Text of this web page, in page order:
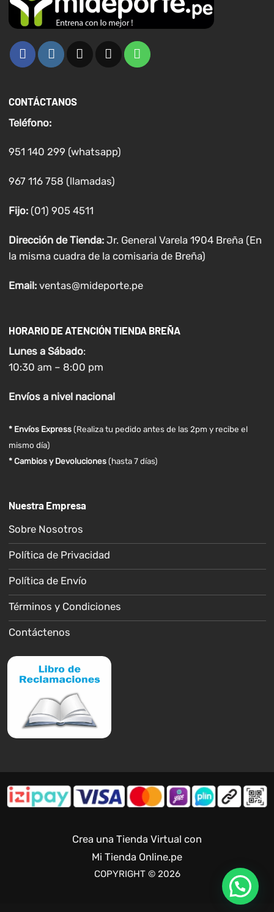
CONTÁCTANOS
Teléfono:
951 140 299 (whatsapp)
967 116 758 (llamadas)
Fijo:(01) 905 4511
Dirección de Tienda: Jr. General Varela 1904 Breña (En
la misma cuadra de la comisaria de Breña)
Email: ventas@mideporte.pe
HORARIO DE ATENCIÓN TIENDA BREÑA
Lunes a Sábado:
10:30 am – 8:00 pm
Envíosa nivel nacional
* Envíos Express(Realiza tu pedido antes de las 2pm y recibe el
mismo día)
* Cambios y Devoluciones (hasta 7 días)
Nuestra Empresa
Sobre Nosotros
Política de Privacidad
Política de Envío
Términos y Condiciones
Contáctenos
Crea una Tienda Virtual con
Mi Tienda Online.pe
COPYRIGHT © 2026